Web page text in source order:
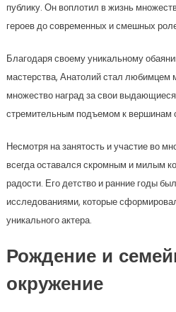
публику. Он воплотил в жизнь
героев до современных и смешных
Благодаря своему уникальному
мастерства, Анатолий стал любимцем
множество наград за свои
стремительным подъемом к вершинам
Несмотря на занятость и участие во
всегда оставался скромным и милым
радости. Его детство и ранние годы
исследованиями, которые
уникального актера.
Рождение и
окружение